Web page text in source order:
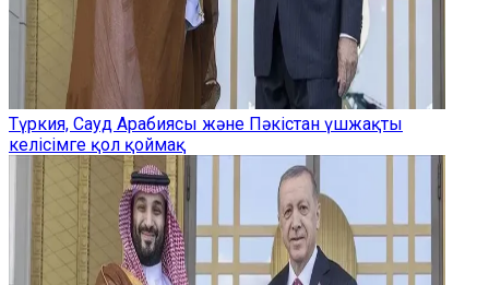
Түркия, Сауд Арабиясы және Пәкістан үшжақты
келісімге қол қоймақ